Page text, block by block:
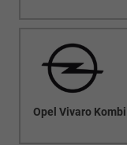
Opel Vivaro Kombi